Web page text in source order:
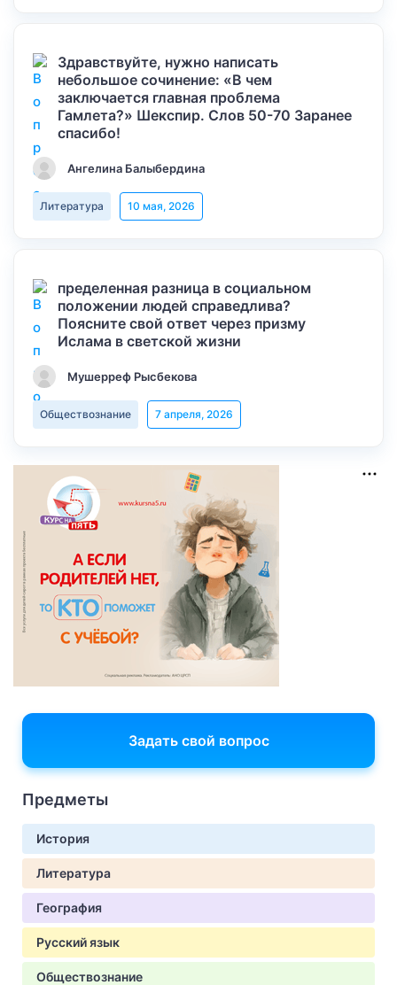
Здравствуйте, нужно написать
небольшое сочинение: «В чем
заключается главная проблема
Гамлета?» Шекспир. Слов 50-70 Заранее
спасибо!
Ангелина Балыбердина
Литература 10 мая, 2026
пределенная разница в социальном
положении людей справедлива?
Поясните свой ответ через призму
Ислама в светской жизни
Мушерреф Рысбекова
Обществознание 7 апреля, 2026
Задать свой вопрос
Предметы
История
Литература
География
Русский язык
Обществознание